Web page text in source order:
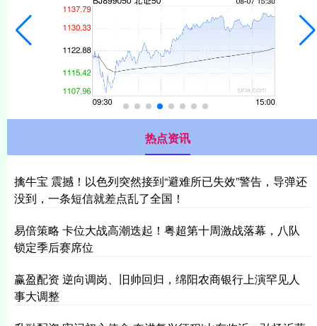
热点资讯
擒牛宝 震撼！以色列突然接到“避难所已失效”警告，导弹还
没到，一条短信就差点乱了全国！
易倍策略 卡位大战高潮迭起！粤超第十周激战落幕，八队
锁定季后赛席位
赢盈配资 逆向调岗、旧帅回归，绵阳农商银行上演罕见人
事大调整